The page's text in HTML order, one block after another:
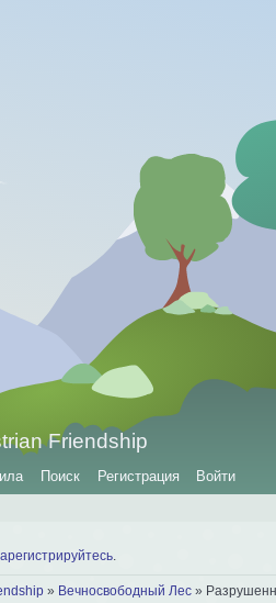
Friendship
Поиск Регистрация Войти
» Вечносвободный Лес »